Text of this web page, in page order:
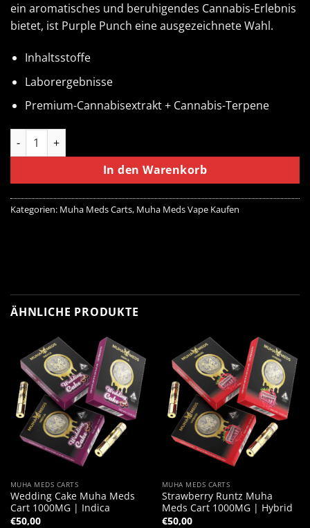
ein aromatisches und beruhigendes Cannabis-Erlebnis
bietet, ist Purple Punch eine ausgezeichnete Wahl.
Inhaltsstoffe
Laborergebnisse
Premium-Cannabisextrakt + Cannabis-Terpene
Purple Punch Muha Meds Cart 1000MG | Indica Menge
In den Warenkorb
Kategorien: Muha Meds Carts, Muha Meds Vape Kaufen
ÄHNLICHE PRODUKTE
MUHA MEDS CARTS
Wedding Cake Muha Meds
Cart 1000MG | Indica
€50,00
MUHA MEDS CARTS
Strawberry Runtz Muha
Meds Cart 1000MG | Hybrid
€50,00